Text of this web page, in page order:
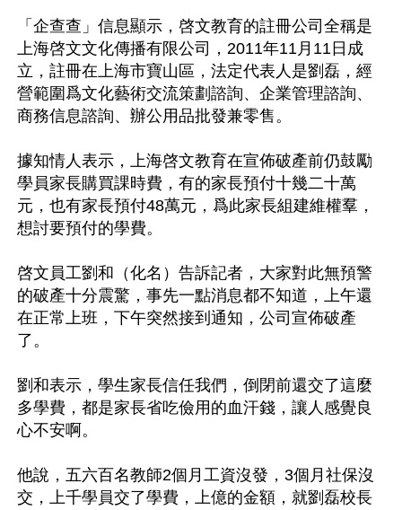
「企查查」信息顯示，啓文教育的註冊公司全稱是
上海啓文文化傳播有限公司，2011年11月11日成
立，註冊在上海市寶山區，法定代表人是劉磊，經
營範圍爲文化藝術交流策劃諮詢、企業管理諮詢、
商務信息諮詢、辦公用品批發兼零售。
據知情人表示，上海啓文教育在宣佈破產前仍鼓勵
學員家長購買課時費，有的家長預付十幾二十萬
元，也有家長預付48萬元，爲此家長組建維權羣，
想討要預付的學費。
啓文員工劉和（化名）告訴記者，大家對此無預警
的破產十分震驚，事先一點消息都不知道，上午還
在正常上班，下午突然接到通知，公司宣佈破產
了。
劉和表示，學生家長信任我們，倒閉前還交了這麼
多學費，都是家長省吃儉用的血汗錢，讓人感覺良
心不安啊。
他說，五六百名教師2個月工資沒發，3個月社保沒
交，上千學員交了學費，上億的金額，就劉磊校長